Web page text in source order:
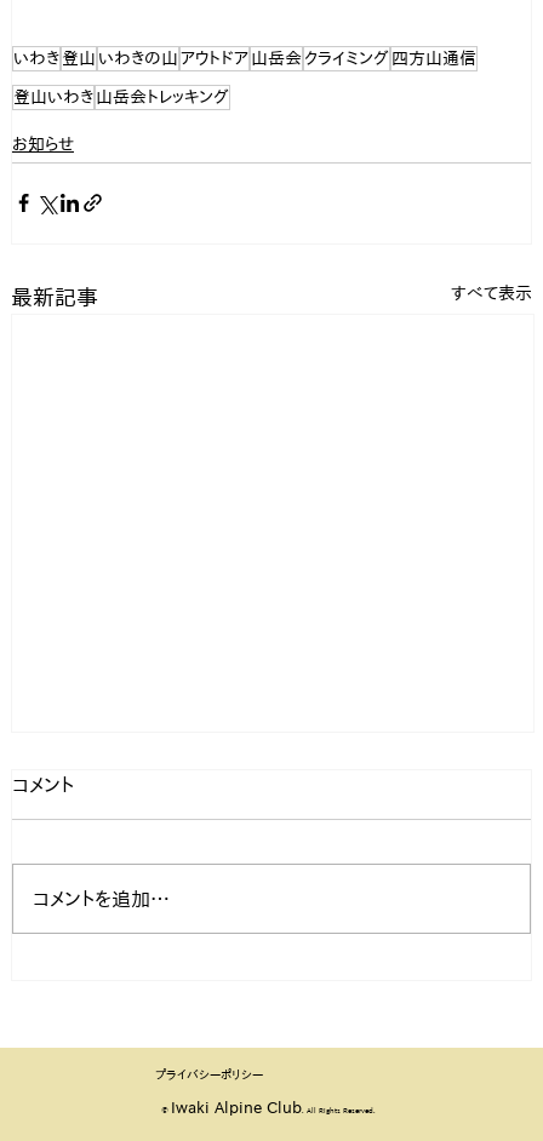
いわき 登山 いわきの山 アウトドア 山岳会 クライミング 四方山通信
登山いわき 山岳会トレッキング
お知らせ
最新記事 すべて表示
第21回いわき七峰縦走大会要項を公開しました
コメント
コメントを追加…
プライバシーポリシー
© Iwaki Alpine Club. All Rights Reserved.